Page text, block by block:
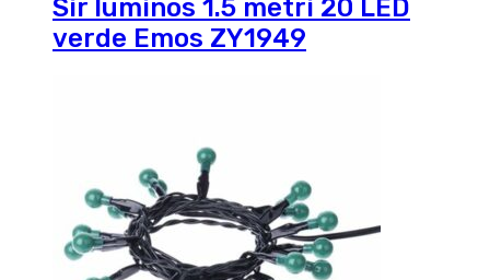
Sir luminos 1.5 metri 20 LED
verde Emos ZY1949